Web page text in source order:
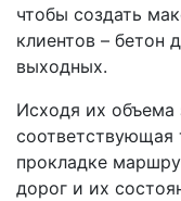
чтобы создать
клиентов – бетон
выходных.
Исходя их объема
соответствующая
прокладке
дорог и их